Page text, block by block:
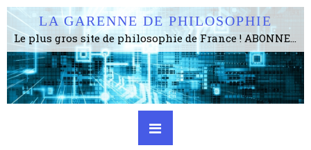
LA GARENNE DE PHILOSOPHIE
Le plus gros site de philosophie de France ! ABONNEZ-VOUS ! 4115 Articles, 1634 abonné·e·s, depuis 2006 . . . . . . . . 2 852 214 pages vues jusqu'à présent. Prestance et être apte à un plus grand nombre de choses.